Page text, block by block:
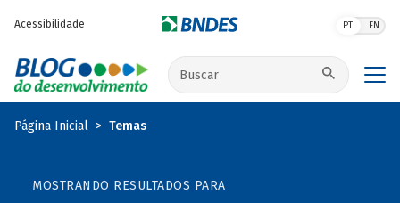
Acessibilidade PT EN
Buscar no site
Página Inicial Temas
MOSTRANDO RESULTADOS PARA